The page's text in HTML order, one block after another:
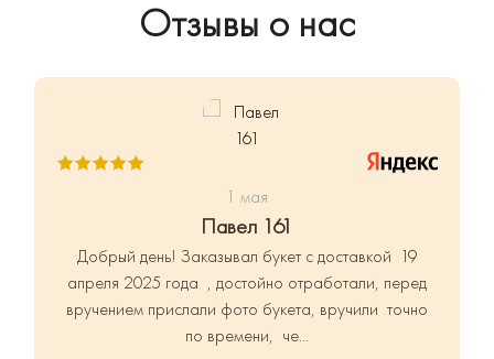
Отзывы о нас
1 мая
Павел 161
Добрый день! Заказывал букет с доставкой 19
апреля 2025 года , достойно отработали, перед
вручением прислали фото букета, вручили точно
по времени, че...